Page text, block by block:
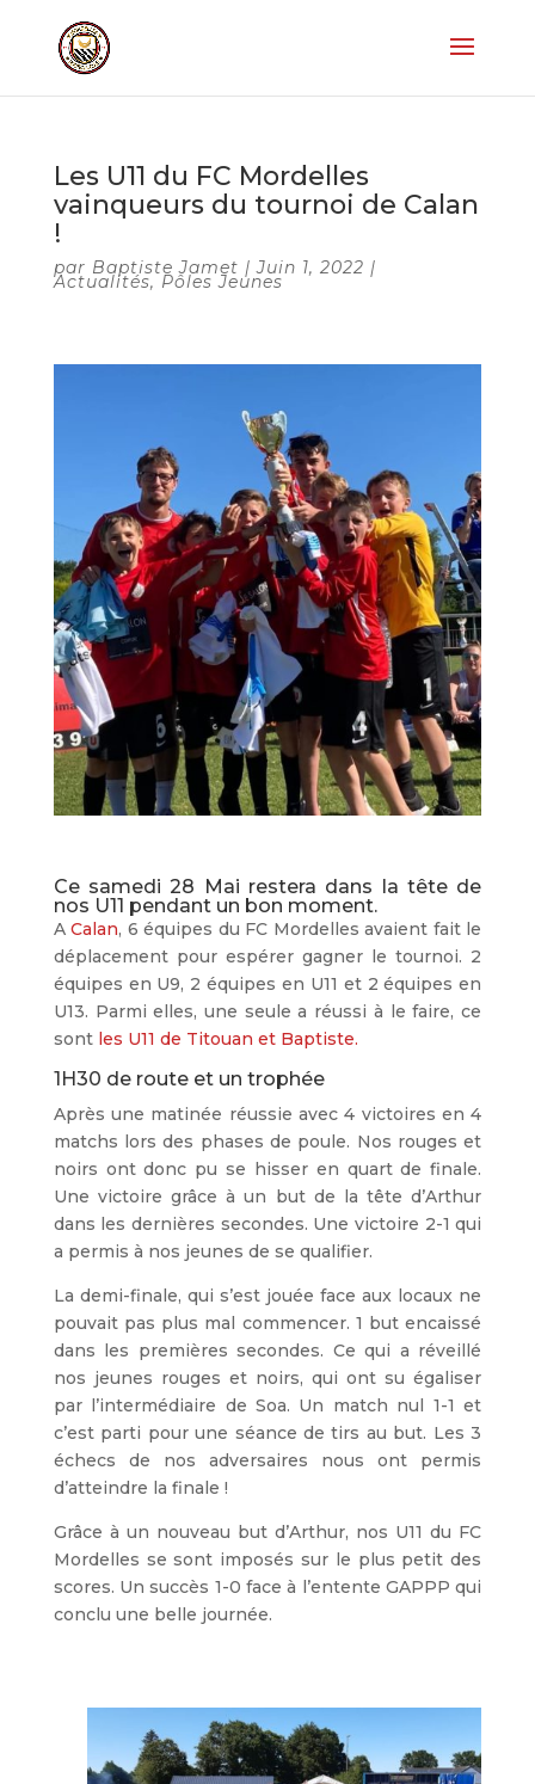
Les U11 du FC Mordelles
vainqueurs du tournoi de Calan
!
par Baptiste Jamet |Juin 1, 2022 |
Actualités, Pôles Jeunes
Ce samedi 28 Mai restera dans la tête de
nos U11 pendant un bon moment.
ACalan, 6 équipes du FC Mordelles avaient fait le
déplacement pour espérer gagner le tournoi. 2
équipes en U9, 2 équipes en U11 et 2 équipes en
U13. Parmi elles, une seule a réussi à le faire, ce
sont les U11 de Titouan et Baptiste.
1H30 de route et un trophée
Après une matinée réussie avec 4 victoires en 4
matchs lors des phases de poule. Nos rouges et
noirs ont donc pu se hisser en quart de finale.
Une victoire grâce à un but de la tête d’Arthur
dans les dernières secondes. Une victoire 2-1 qui
a permis à nos jeunes de se qualifier.
La demi-finale, qui s’est jouée face aux locaux ne
pouvait pas plus mal commencer. 1 but encaissé
dans les premières secondes. Ce qui a réveillé
nos jeunes rouges et noirs, qui ont su égaliser
par l’intermédiaire de Soa. Un match nul 1-1 et
c’est parti pour une séance de tirs au but. Les 3
échecs de nos adversaires nous ont permis
d’atteindre la finale !
Grâce à un nouveau but d’Arthur, nos U11 du FC
Mordelles se sont imposés sur le plus petit des
scores. Un succès 1-0 face à l’entente GAPPP qui
conclu une belle journée.